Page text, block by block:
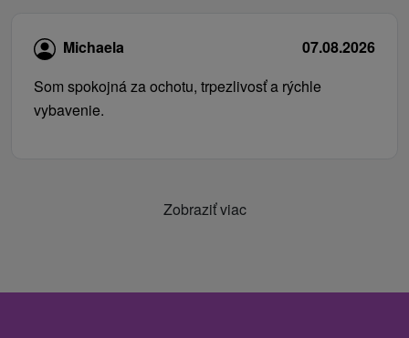
Michaela
07.08.2026
Som spokojná za ochotu, trpezlivosť a rýchle
vybavenie.
Zobraziť viac